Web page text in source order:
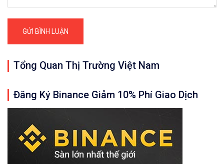
Tổng Quan Thị Trường Việt Nam
Đăng Ký Binance Giảm 10% Phí Giao Dịch